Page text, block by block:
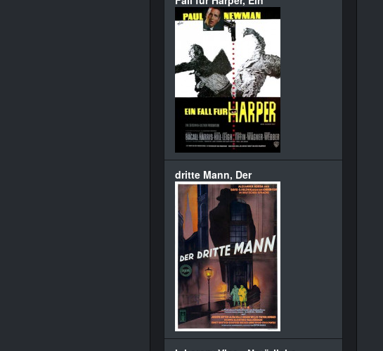
dritte Mann, Der